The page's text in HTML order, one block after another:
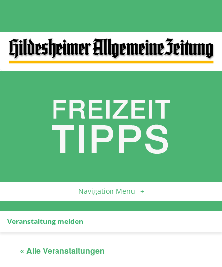
Navigation Menu +
Veranstaltung melden
« Alle Veranstaltungen